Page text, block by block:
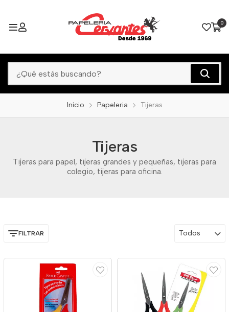
0
Inicio Papeleria Tijeras
Tijeras
Tijeras para papel, tijeras grandes y pequeñas, tijeras para
colegio, tijeras para oficina.
FILTRAR Todos